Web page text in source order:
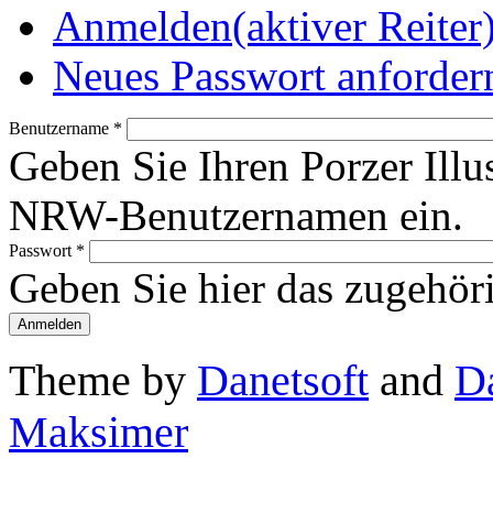
Anmelden(aktiver
Neues Passwort
Benutzername *
Geben Sie Ihren Porzer
NRW-Benutzernamen ein.
Passwort *
Geben Sie hier das
Theme by Danetsoft and
Maksimer